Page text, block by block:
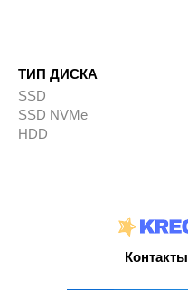
ТИП ДИСКА
SSD
SSD NVMe
HDD
Контакты